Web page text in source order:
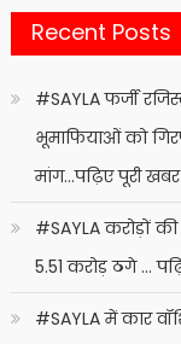
Recent Posts
#SAYLA फर्जी
भूमाफियाओं को
मांग…पढ़िए पूरी खबर
#SAYLA करोड़ों
5.51 करोड़ ठगे …
#SAYLA में कार